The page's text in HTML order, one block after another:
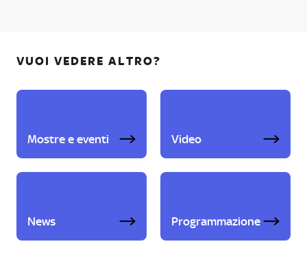
VUOI VEDERE ALTRO?
Mostre e eventi Video
News Programmazione